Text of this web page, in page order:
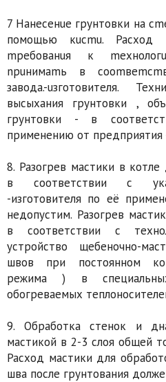
7 Нанесенuе грунтовки на
помощью кucmu. Расход
mребованuя к
npuнимаmь в
завода.-uзготовителя.
высыхания грунтовки ,
грунтовки - в
применению от предприятия
8. Разогрев мастики в
в соответствии с
-изготовителя по её
недопустим. Разогрев
в соответствии с
устройство щебеночно-
швов при постоянном
режима ) в
обогреваемых
9. Обработка стенок и
мастикой в 2-3 слоя общей
Расход мастики для
шва после грунтования